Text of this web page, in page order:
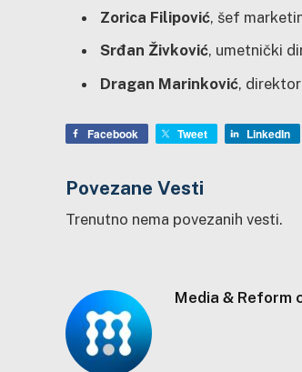
Zorica Filipović, šef
Srđan Živković, umetnički
Dragan Marinković,
Facebook Tweet LinkedIn
Povezane Vesti
Trenutno nema povezanih vesti.
Media & Reform